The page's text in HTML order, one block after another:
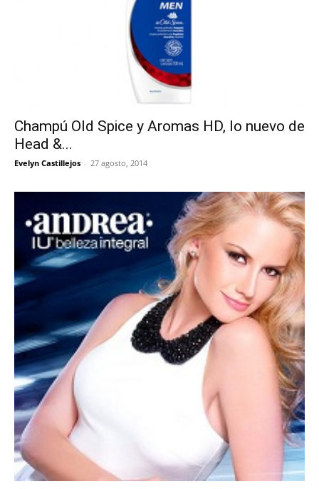
Champú Old Spice y Aromas HD, lo nuevo de
Head &...
Evelyn Castillejos - 27 agosto, 2014